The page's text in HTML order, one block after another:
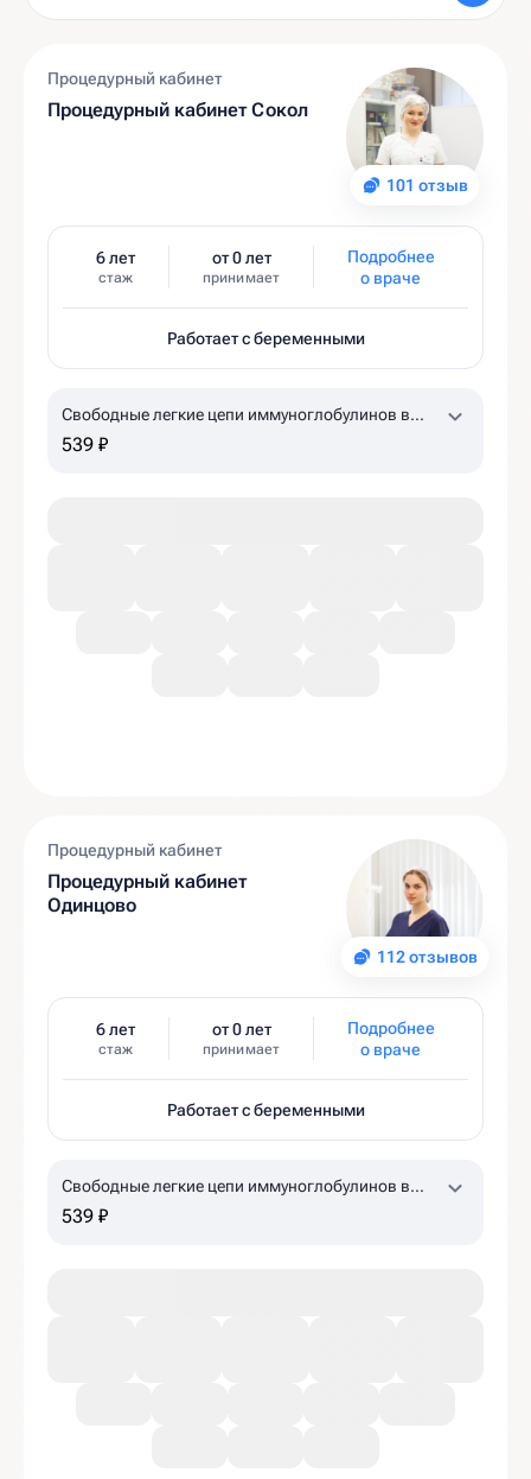
101 отзыв
Процедурный кабинет
Процедурный кабинет Сокол
6 лет
стаж
от 0 лет
принимает
Подробнее
о враче
Работает с беременными
Свободные легкие цепи иммуноглобулинов в
сыворотке крови
539 ₽
112 отзывов
Процедурный кабинет
Процедурный кабинет
Одинцово
6 лет
стаж
от 0 лет
принимает
Подробнее
о враче
Работает с беременными
Свободные легкие цепи иммуноглобулинов в
сыворотке крови
539 ₽